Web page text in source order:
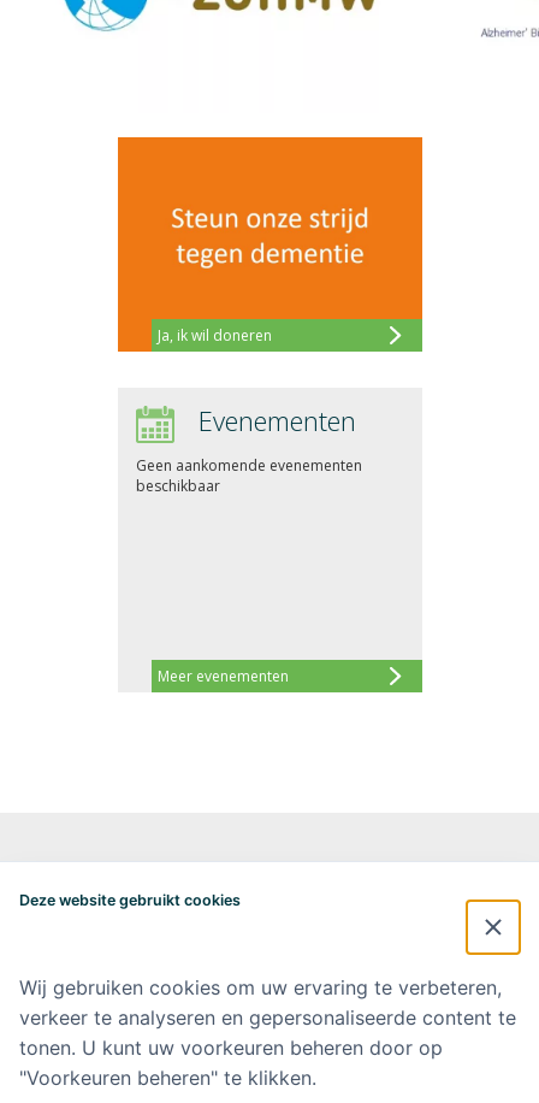
Ja, ik wil doneren
Evenementen
Meer evenementen
Geen aankomende evenementen
beschikbaar
Postbus 7057
alzheimercentrum@amsterdamumc.nl
Doneer via: NL 42 INGB 0006 9052 76 Ten name van: Stichting Steun
Alzheimercentrum Amsterdam
Amsterdam UMC
Deze website gebruikt cookies
Wij gebruiken cookies om uw ervaring te verbeteren,
verkeer te analyseren en gepersonaliseerde content te
tonen. U kunt uw voorkeuren beheren door op
"Voorkeuren beheren" te klikken.